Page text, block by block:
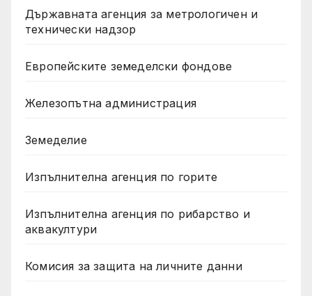
Държавната агенция за метрологичен и
технически надзор
Европейските земеделски фондове
Железопътна администрация
Земеделие
Изпълнителна агенция по горите
Изпълнителна агенция по рибарство и
аквакултури
Комисия за защита на личните данни